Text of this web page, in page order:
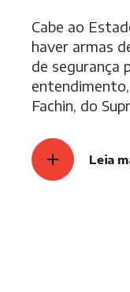
Cabe ao
haver armas
de segurança
Fachin, do
Leia